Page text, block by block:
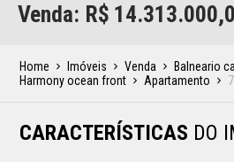
Venda: R$
Home Imóveis Venda Balneario
Harmony ocean front
Apartamento 7
CARACTERÍSTICAS DO